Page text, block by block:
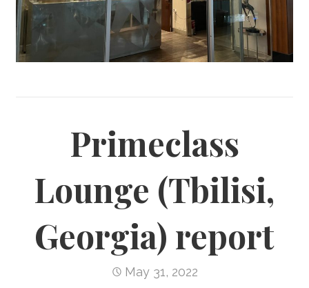
Primeclass
Lounge (Tbilisi,
Georgia) report
May 31, 2022